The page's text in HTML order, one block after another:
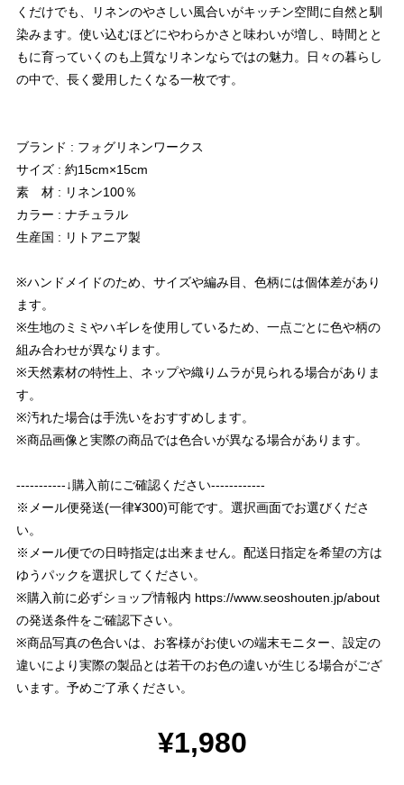
くだけでも、リネンのやさしい風合いがキッチン空間に自然と馴
染みます。使い込むほどにやわらかさと味わいが増し、時間とと
もに育っていくのも上質なリネンならではの魅力。日々の暮らし
の中で、長く愛用したくなる一枚です。
ブランド : フォグリネンワークス
サイズ : 約15cm×15cm
素 材 : リネン100％
カラー : ナチュラル
生産国 : リトアニア製
※ハンドメイドのため、サイズや編み目、色柄には個体差があり
ます。
※生地のミミやハギレを使用しているため、一点ごとに色や柄の
組み合わせが異なります。
※天然素材の特性上、ネップや織りムラが見られる場合がありま
す。
※汚れた場合は手洗いをおすすめします。
※商品画像と実際の商品では色合いが異なる場合があります。
-----------↓購入前にご確認ください------------
※メール便発送(一律¥300)可能です。選択画面でお選びくださ
い。
※メール便での日時指定は出来ません。配送日指定を希望の方は
ゆうパックを選択してください。
※購入前に必ずショップ情報内 https://www.seoshouten.jp/about
の発送条件をご確認下さい。
※商品写真の色合いは、お客様がお使いの端末モニター、設定の
違いにより実際の製品とは若干のお色の違いが生じる場合がござ
います。予めご了承ください。
¥1,980